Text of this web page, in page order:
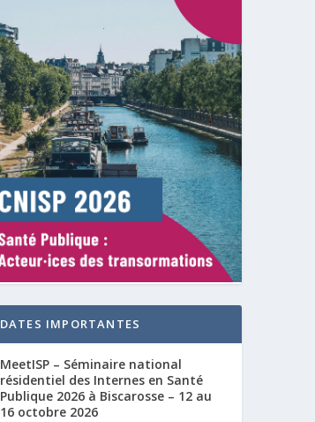
DATES IMPORTANTES
MeetISP – Séminaire national
résidentiel des Internes en Santé
Publique 2026 à Biscarosse – 12 au
16 octobre 2026